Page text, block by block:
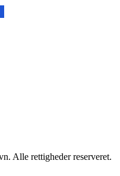
Alle rettigheder reserveret.